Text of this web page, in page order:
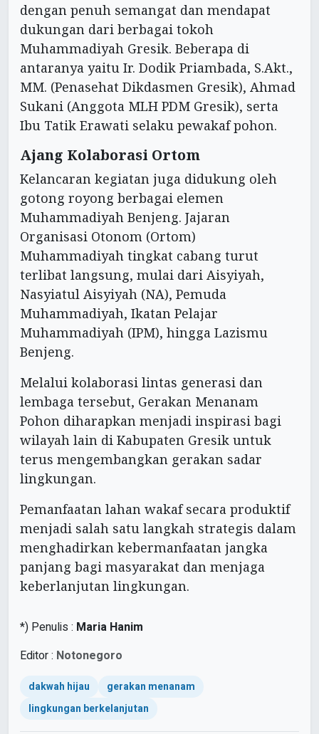
dengan penuh semangat dan mendapat
dukungan dari berbagai tokoh
Muhammadiyah Gresik. Beberapa di
antaranya yaitu Ir. Dodik Priambada, S.Akt.,
MM. (Penasehat Dikdasmen Gresik), Ahmad
Sukani (Anggota MLH PDM Gresik), serta
Ibu Tatik Erawati selaku pewakaf pohon.
Ajang Kolaborasi Ortom
Kelancaran kegiatan juga didukung oleh
gotong royong berbagai elemen
Muhammadiyah Benjeng. Jajaran
Organisasi Otonom (Ortom)
Muhammadiyah tingkat cabang turut
terlibat langsung, mulai dari Aisyiyah,
Nasyiatul Aisyiyah (NA), Pemuda
Muhammadiyah, Ikatan Pelajar
Muhammadiyah (IPM), hingga Lazismu
Benjeng.
Melalui kolaborasi lintas generasi dan
lembaga tersebut, Gerakan Menanam
Pohon diharapkan menjadi inspirasi bagi
wilayah lain di Kabupaten Gresik untuk
terus mengembangkan gerakan sadar
lingkungan.
Pemanfaatan lahan wakaf secara produktif
menjadi salah satu langkah strategis dalam
menghadirkan kebermanfaatan jangka
panjang bagi masyarakat dan menjaga
keberlanjutan lingkungan.
*) Penulis : Maria Hanim
Editor : Notonegoro
dakwah hijau
gerakan menanam
lingkungan berkelanjutan